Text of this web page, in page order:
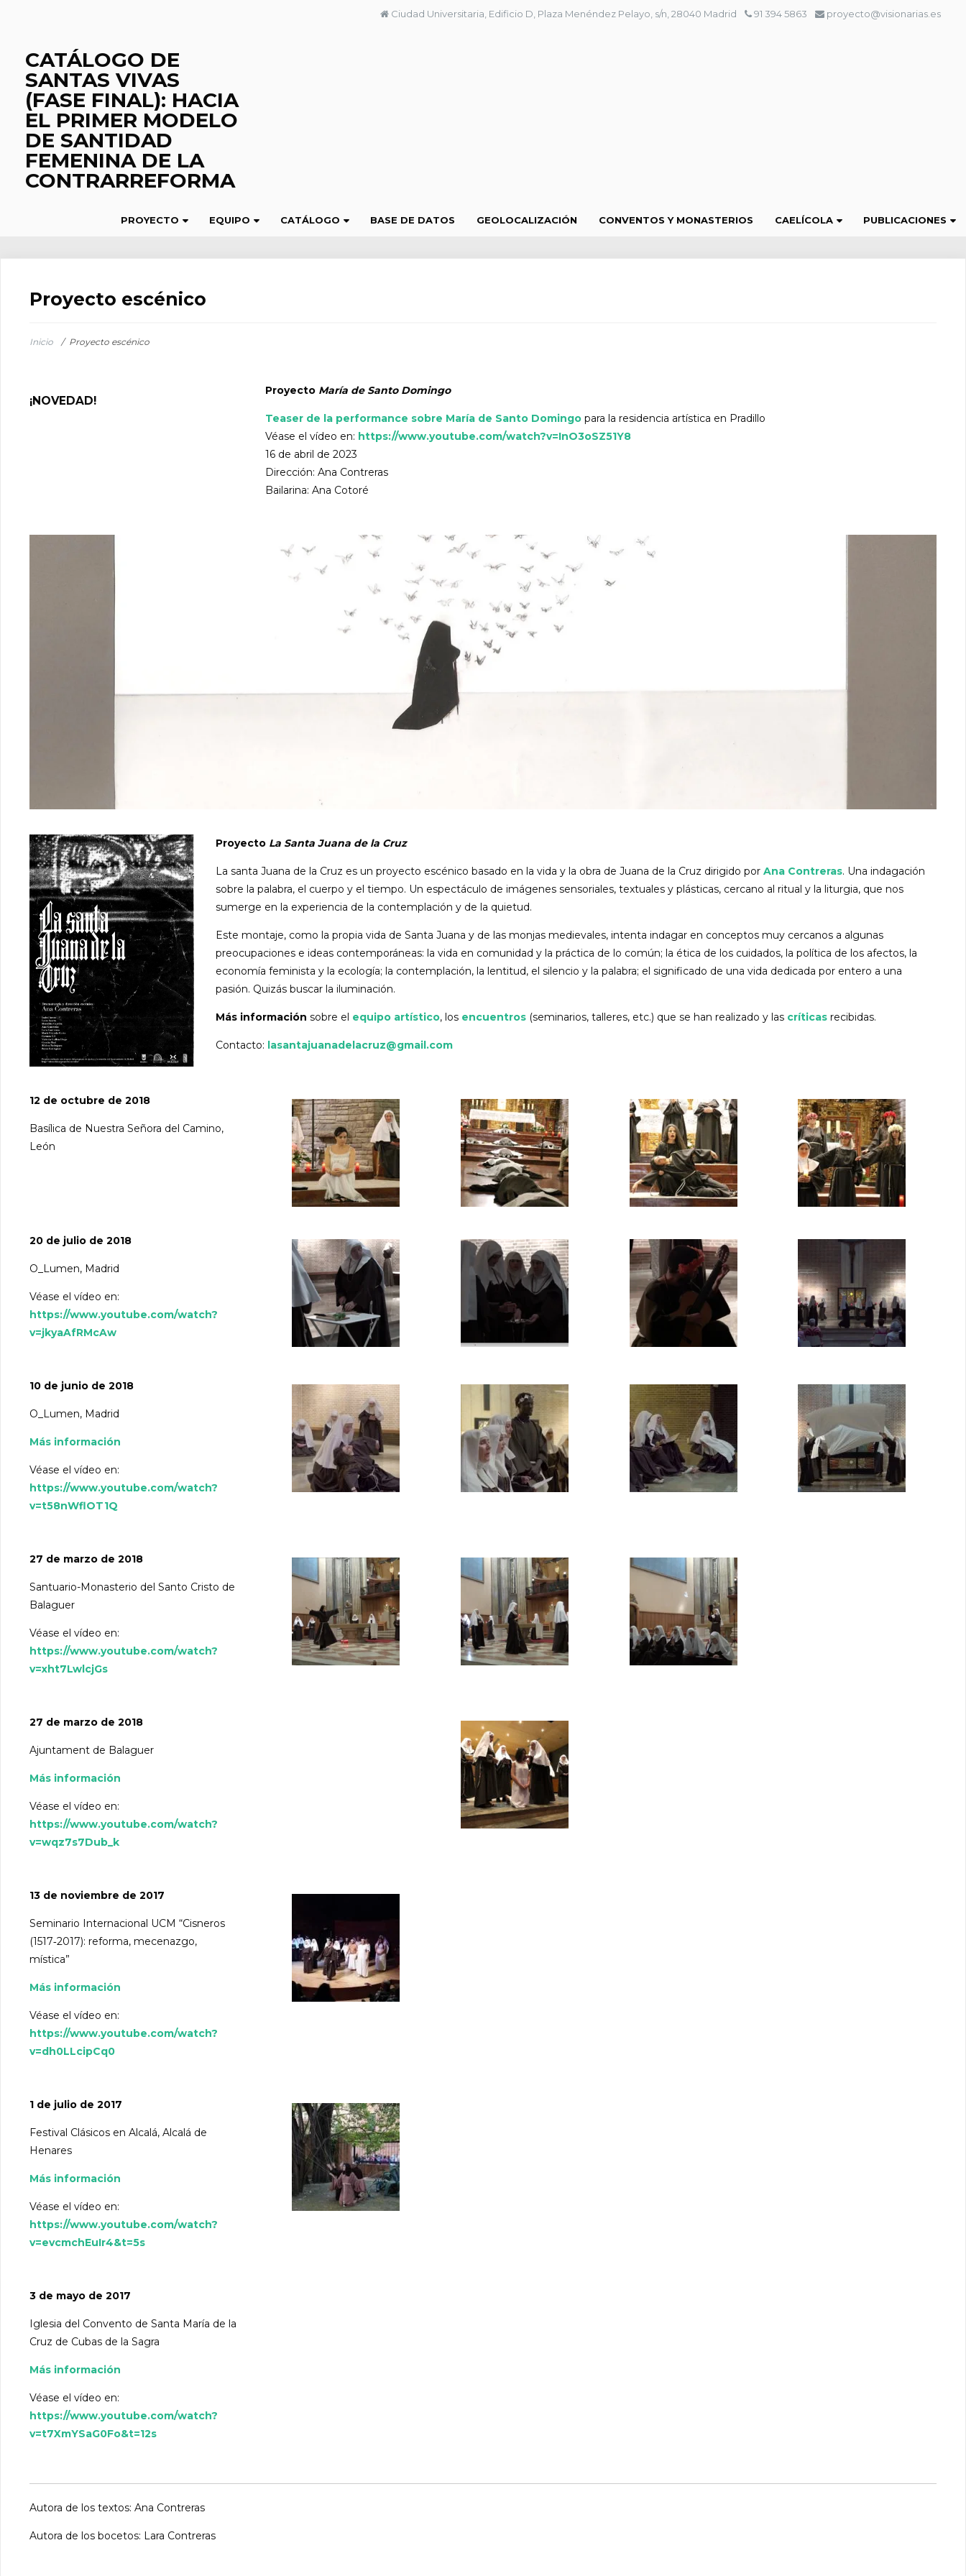
Ciudad Universitaria, Edificio D, Plaza Menéndez Pelayo, s/n, 28040 Madrid 91 394 5863 proyecto@visionarias.es
CATÁLOGO DE
SANTAS VIVAS
(FASE FINAL): HACIA
EL PRIMER MODELO
DE SANTIDAD
FEMENINA DE LA
CONTRARREFORMA
PROYECTO EQUIPO CATÁLOGO BASE DE DATOS GEOLOCALIZACIÓN CONVENTOS Y MONASTERIOS CAELÍCOLA PUBLICACIONES
Proyecto escénico
Inicio / Proyecto escénico
¡NOVEDAD!
Proyecto María de Santo Domingo
Teaser de la performance sobre María de Santo Domingo para la residencia artística en Pradillo
Véase el vídeo en: https://www.youtube.com/watch?v=InO3oSZ51Y8
16 de abril de 2023
Dirección: Ana Contreras
Bailarina: Ana Cotoré
Proyecto La Santa Juana de la Cruz
La santa Juana de la Cruz es un proyecto escénico basado en la vida y la obra de Juana de la Cruz dirigido por Ana Contreras. Una indagación
sobre la palabra, el cuerpo y el tiempo. Un espectáculo de imágenes sensoriales, textuales y plásticas, cercano al ritual y la liturgia, que nos
sumerge en la experiencia de la contemplación y de la quietud.
Este montaje, como la propia vida de Santa Juana y de las monjas medievales, intenta indagar en conceptos muy cercanos a algunas
preocupaciones e ideas contemporáneas: la vida en comunidad y la práctica de lo común; la ética de los cuidados, la política de los afectos, la
economía feminista y la ecología; la contemplación, la lentitud, el silencio y la palabra; el significado de una vida dedicada por entero a una
pasión. Quizás buscar la iluminación.
Más información sobre el equipo artístico, los encuentros (seminarios, talleres, etc.) que se han realizado y las críticas recibidas.
Contacto: lasantajuanadelacruz@gmail.com
12 de octubre de 2018
Basílica de Nuestra Señora del Camino,
León
20 de julio de 2018
O_Lumen, Madrid
Véase el vídeo en:
https://www.youtube.com/watch?
v=jkyaAfRMcAw
10 de junio de 2018
O_Lumen, Madrid
Más información
Véase el vídeo en:
https://www.youtube.com/watch?
v=t58nWflOT1Q
27 de marzo de 2018
Santuario-Monasterio del Santo Cristo de
Balaguer
Véase el vídeo en:
https://www.youtube.com/watch?
v=xht7LwlcjGs
27 de marzo de 2018
Ajuntament de Balaguer
Más información
Véase el vídeo en:
https://www.youtube.com/watch?
v=wqz7s7Dub_k
13 de noviembre de 2017
Seminario Internacional UCM “Cisneros
(1517‐2017): reforma, mecenazgo,
mística”
Más información
Véase el vídeo en:
https://www.youtube.com/watch?
v=dh0LLcipCq0
1 de julio de 2017
Festival Clásicos en Alcalá, Alcalá de
Henares
Más información
Véase el vídeo en:
https://www.youtube.com/watch?
v=evcmchEuIr4&t=5s
3 de mayo de 2017
Iglesia del Convento de Santa María de la
Cruz de Cubas de la Sagra
Más información
Véase el vídeo en:
https://www.youtube.com/watch?
v=t7XmYSaG0Fo&t=12s
Autora de los textos: Ana Contreras
Autora de los bocetos: Lara Contreras